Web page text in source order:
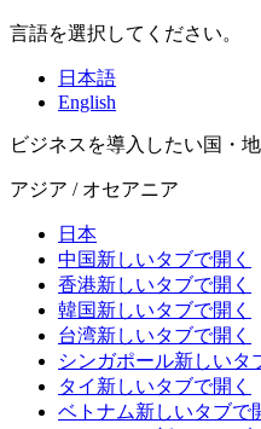
言語を選択してください。
日本語
English
ビジネスを導入したい国・
アジア / オセアニア
日本
中国新しいタブで開く
香港新しいタブで開く
韓国新しいタブで開く
台湾新しいタブで開く
シンガポール新しいタ
タイ 新しいタブで開く
ベトナム新しいタブで